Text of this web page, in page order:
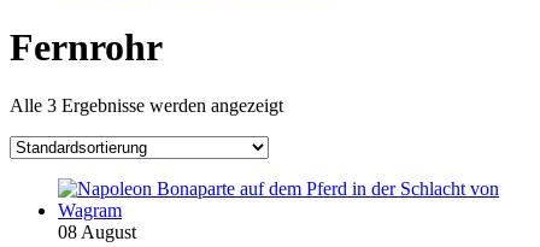
Fernrohr
Alle 3 Ergebnisse werden angezeigt
08 August